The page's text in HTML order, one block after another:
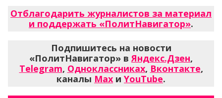
Отблагодарить журналистов за материал
и поддержать «ПолитНавигатор».
Подпишитесь на новости
«ПолитНавигатор» вЯндекс.Дзен,
Telegram, Одноклассниках, Вконтакте,
каналы Max и YouTube.